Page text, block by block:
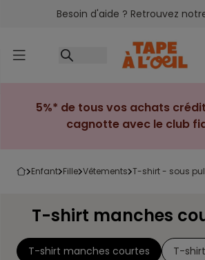
Accéder au contenu
Besoin d'aide ? Retrouvez
5%* de tous vos achats
cagnotte avec le club
enfant fille vêtements t-shirt - sous
T-shirt manches
T-shirt manches courtes T-